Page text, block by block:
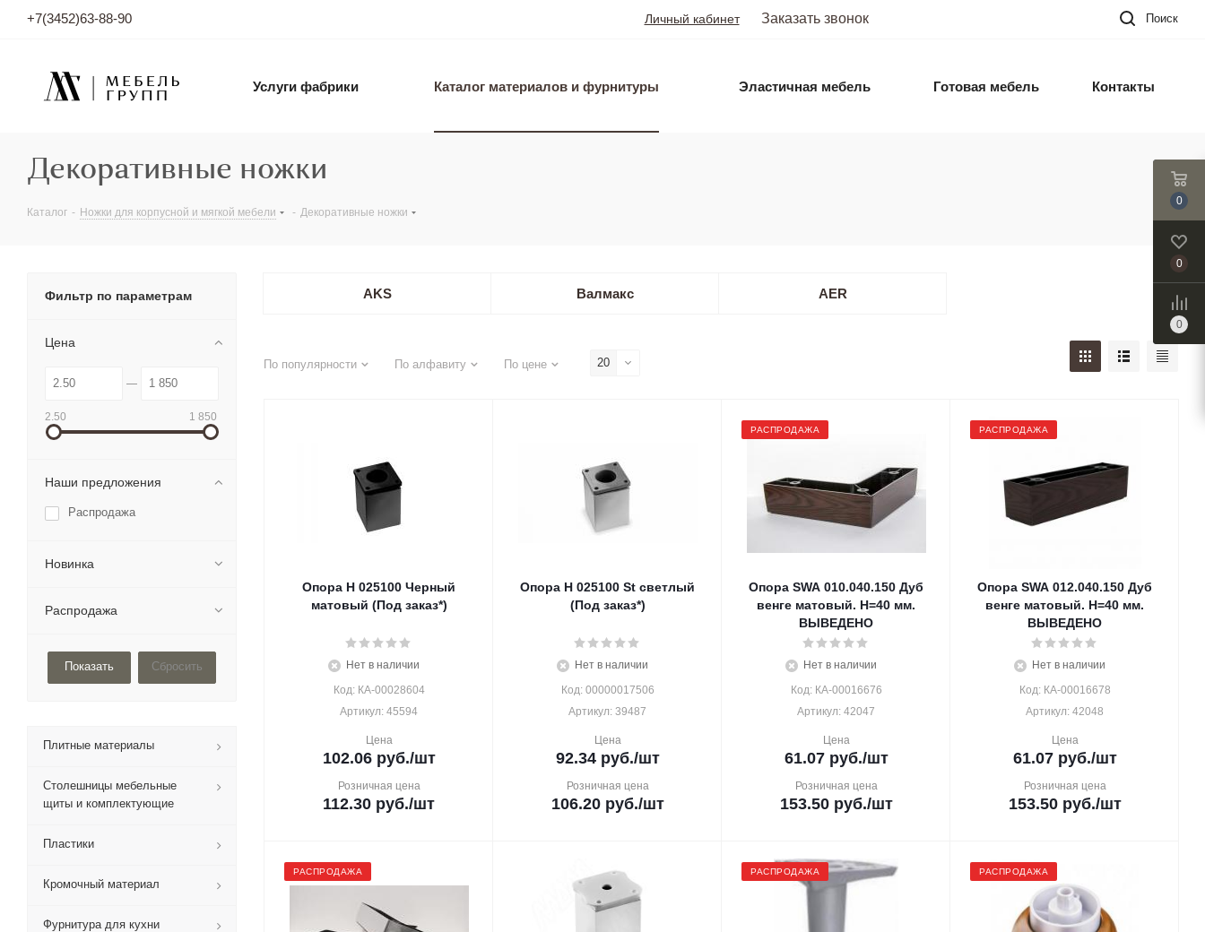
+7(3452)63-88-90 Личный кабинет Заказать звонок Поиск
Услуги фабрики Каталог материалов и фурнитуры Эластичная мебель Готовая мебель Контакты
Декоративные ножки
Каталог - Ножки для корпусной и мягкой мебели - Декоративные ножки
AKS Валмакс AER
По популярности По алфавиту По цене 20
Опора H 025100 Черный
матовый (Под заказ*)
Нет в наличии
Код: КА-00028604
Артикул: 45594
Цена
102.06руб./шт
Розничная цена
112.30 руб./шт
Опора H 025100 St светлый
(Под заказ*)
Нет в наличии
Код: 00000017506
Артикул: 39487
Цена
92.34руб./шт
Розничная цена
106.20руб./шт
РАСПРОДАЖА
Опора SWA 010.040.150 Дуб
венге матовый. Н=40 мм.
ВЫВЕДЕНО
Нет в наличии
Код: КА-00016676
Артикул: 42047
Цена
61.07руб./шт
Розничная цена
153.50руб./шт
РАСПРОДАЖА
Опора SWA 012.040.150 Дуб
венге матовый. Н=40 мм.
ВЫВЕДЕНО
Нет в наличии
Код: КА-00016678
Артикул: 42048
Цена
61.07руб./шт
Розничная цена
153.50руб./шт
РАСПРОДАЖА РАСПРОДАЖА РАСПРОДАЖА
Фильтр по параметрам
Цена
2.50 1 850
Наши предложения
Распродажа
Новинка
Распродажа
Сбросить
Плитные материалы
Столешницы мебельные
щиты и комплектующие
Пластики
Кромочный материал
Фурнитура для кухни
0
0
0